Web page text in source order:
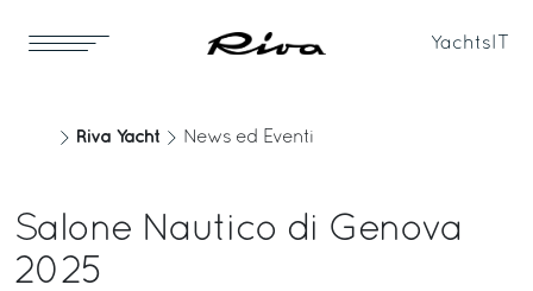
Yachts
Riva Yacht News ed Eventi
Salone Nautico di Genova
2025